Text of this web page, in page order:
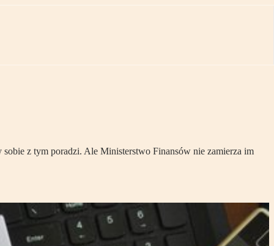
z tym poradzi. Ale Ministerstwo Finansów nie zamierza im